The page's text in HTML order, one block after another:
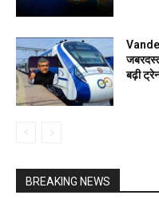
बढ़ी
BREAKING NEWS